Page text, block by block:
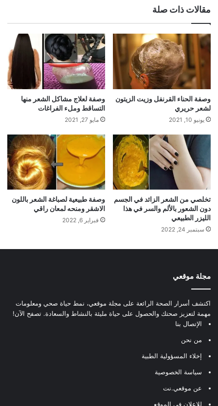
مقالات ذات صلة
وصفة الحناء القرنفل وزيت الزيتون
لشعر حريري
يونيو 10, 2021
وصفة لعلاج مشاكل الشعر منها
التساقط وملء الفراغات
مايو 27, 2021
تخلصي من الشعر الزائد في الجسم
دون الشعور بالألم والسر في هذا
الليزر الطبيعي
سبتمبر 24, 2022
وصفة طبيعية لصباغة الشعر باللون
الاشقر ومنحه لمعان راقي
فبراير 6, 2022
مجلة موقعي
اكتشف أسرار الصحة الرائعة على مجلة موقعي، نمط حياة صحي ومعلومات
مهمة لتعزيز صحتك والحصول على حياة مليئة بالنشاط والسعادة. تصفح الآن!
الإتصال بنا
من نحن
إخلاء المسؤولية الطبية
سياسة الخصوصية
عن موقعي.نت
للإعلان في الموقع